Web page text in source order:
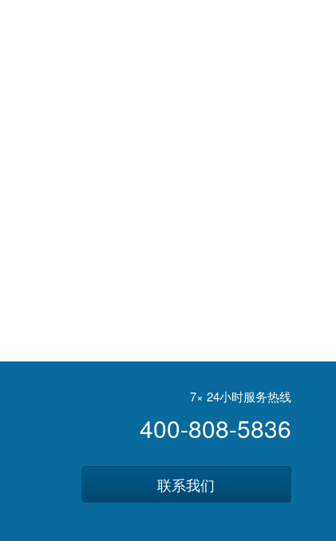
7× 24小时服务热线
400-808-5836
联系我们